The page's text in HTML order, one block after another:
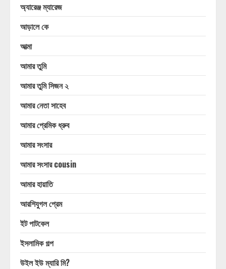
অ্যারেঞ্জ ম্যারেজ
আড়ালে কে
আত্মা
আমার তুমি
আমার তুমি সিজন ২
আমার নেতা সাহেব
আমার প্রেমিক ধ্রুব
আমার সংসার
আমার সংসার cousin
আমার হায়াতি
আরশিযুগল প্রেম
ইট পাটকেল
ইসলামিক গল্প
উইল ইউ ম্যারি মি?